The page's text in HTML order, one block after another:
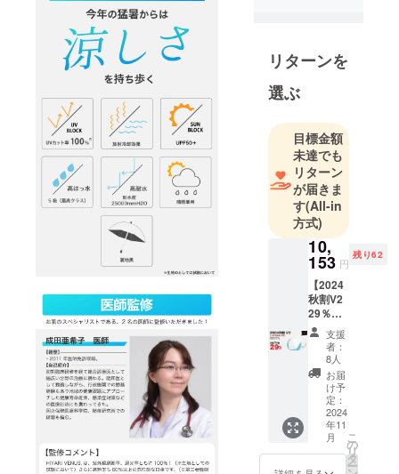
＆キッチ
ツ＆アウト
ゴリーを主
な対象とし
て、ご購入
いただいた
皆様の生活
がより豊か
になるよう
な魅力ある
製品を日本
国内/海外か
らお届けい
たします。
この度、猛
暑対策及び
アウトドア
の自社ブラ
ンド
リターンを
選ぶ
目標金額
未達でも
リターン
が届きま
す(All-in
方式)
10,
153 円
残り62
【2024
秋割V2
29％OF
F】
HIYARI
VENUS.
オフホ
ワイト
×1本
【限定
70名
様】 ・
HIYARI
VENUS.
支援
者：
8人
お届
け予
定：
2024
年11
月
こ
の
リ
タ
ー